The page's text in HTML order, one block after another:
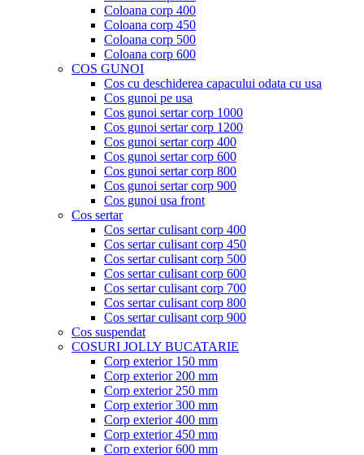
Coloana corp 400
Coloana corp 450
Coloana corp 500
Coloana corp 600
COS GUNOI
Cos cu deschiderea capacului odata cu usa
Cos gunoi pe usa
Cos gunoi sertar corp 1000
Cos gunoi sertar corp 1200
Cos gunoi sertar corp 400
Cos gunoi sertar corp 600
Cos gunoi sertar corp 800
Cos gunoi sertar corp 900
Cos gunoi usa front
Cos sertar
Cos sertar culisant corp 400
Cos sertar culisant corp 450
Cos sertar culisant corp 500
Cos sertar culisant corp 600
Cos sertar culisant corp 700
Cos sertar culisant corp 800
Cos sertar culisant corp 900
Cos suspendat
COSURI JOLLY BUCATARIE
Corp exterior 150 mm
Corp exterior 200 mm
Corp exterior 250 mm
Corp exterior 300 mm
Corp exterior 400 mm
Corp exterior 450 mm
Corp exterior 600 mm